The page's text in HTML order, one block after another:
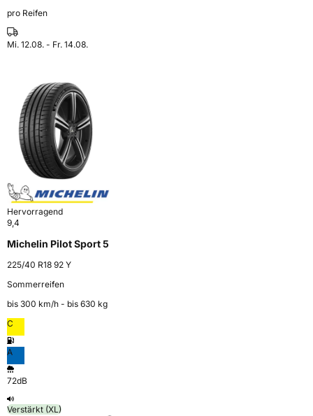
pro Reifen
Mi. 12.08. - Fr. 14.08.
Hervorragend
9,4
Michelin Pilot Sport 5
225/40 R18 92 Y
Sommerreifen
bis 300 km⁠/⁠h - bis 630 kg
C
A
72dB
Verstärkt (XL)